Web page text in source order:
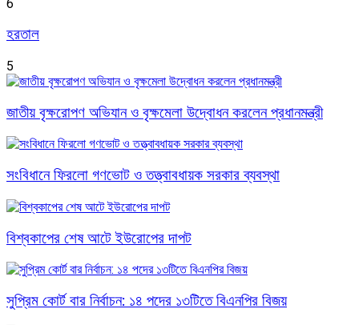
6
হরতাল
5
জাতীয় বৃক্ষরোপণ অভিযান ও বৃক্ষমেলা উদ্বোধন করলেন প্রধানমন্ত্রী
সংবিধানে ফিরলো গণভোট ও তত্ত্বাবধায়ক সরকার ব্যবস্থা
বিশ্বকাপের শেষ আটে ইউরোপের দাপট
সুপ্রিম কোর্ট বার নির্বাচন: ১৪ পদের ১৩টিতে বিএনপির বিজয়